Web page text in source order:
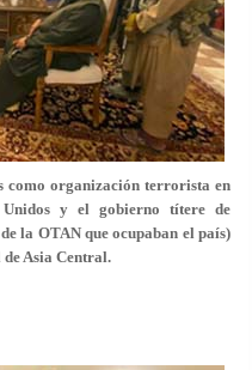
como organización terrorista en
Unidos y el gobierno títere de
la OTAN que ocupaban el país)
Asia Central.